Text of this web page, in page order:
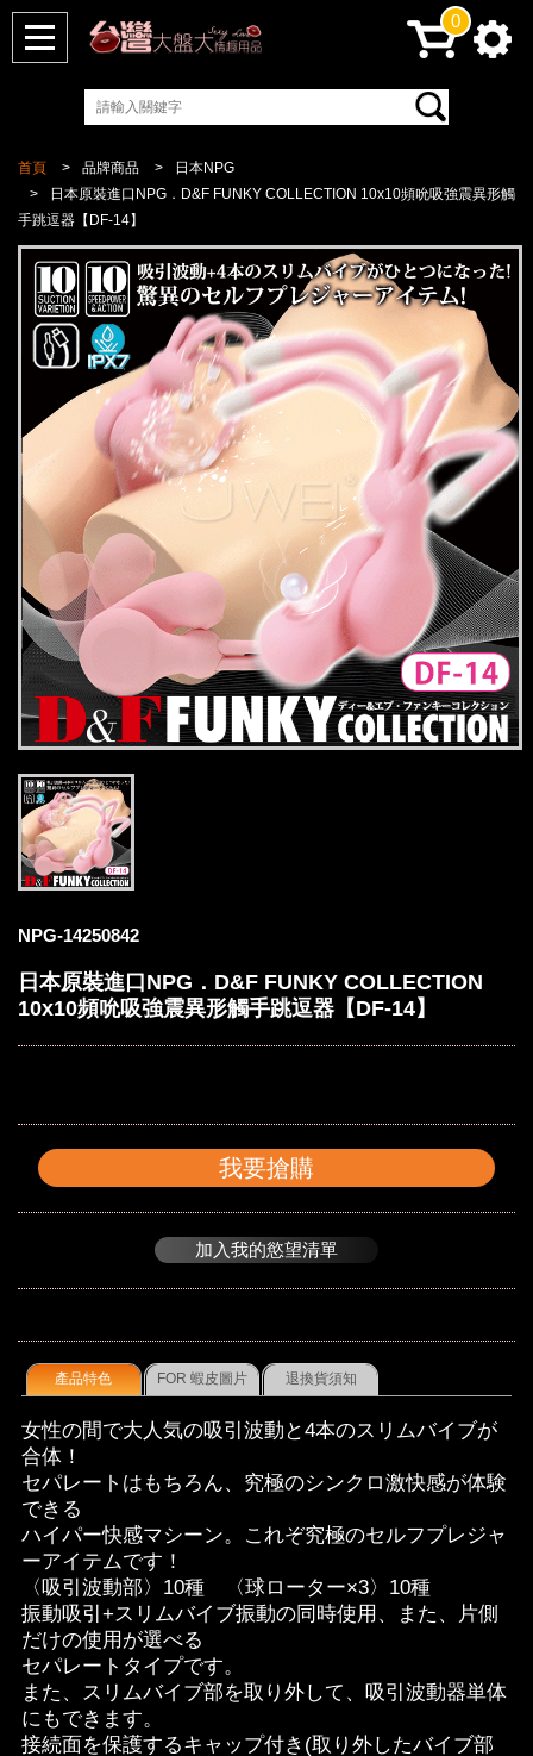
首頁 品牌商品
日本NPG
日本原裝進口NPG．D&F FUNKY COLLECTION 10x10頻吮吸強震異形觸
手跳逗器【DF-14】
NPG-14250842
日本原裝進口NPG．D&F FUNKY COLLECTION
10x10頻吮吸強震異形觸手跳逗器【DF-14】
我要搶購
加入我的慾望清單
產品特色 FOR 蝦皮圖片 退換貨須知
女性の間で大人気の吸引波動と4本のスリムバイブが
合体！
セパレートはもちろん、究極のシンクロ激快感が体験
できる
ハイパー快感マシーン。これぞ究極のセルフプレジャ
ーアイテムです！
〈吸引波動部〉10種 〈球ローター×3〉10種
振動吸引+スリムバイブ振動の同時使用、また、片側
だけの使用が選べる
セパレートタイプです。
また、スリムバイブ部を取り外して、吸引波動器単体
にもできます。
接続面を保護するキャップ付き(取り外したバイブ部
0